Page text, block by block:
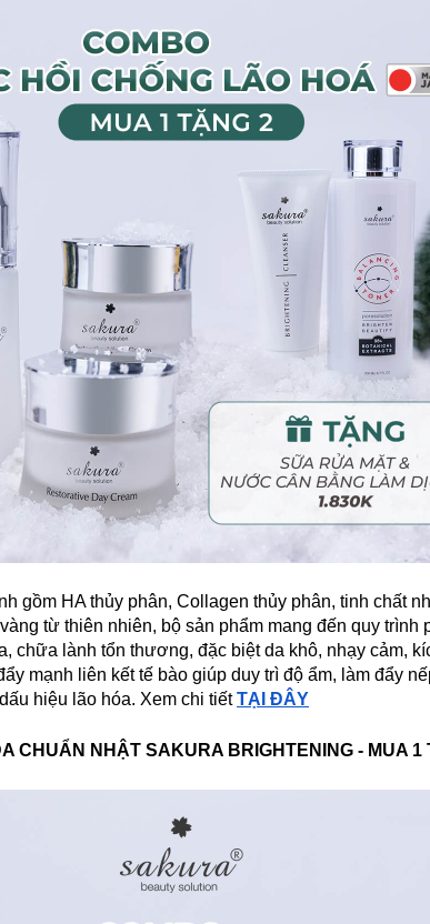
gồm HA thủy phân, Collagen thủy phân, tinh chất
từ thiên nhiên, bộ sản phẩm mang đến quy trình
chữa lành tổn thương, đặc biệt da khô, nhạy cảm,
mạnh liên kết tế bào giúp duy trì độ ẩm, làm đẩy
hiệu lão hóa. Xem chi tiếtTẠI ĐÂY
CHUẨN NHẬT SAKURA BRIGHTENING - MUA 1